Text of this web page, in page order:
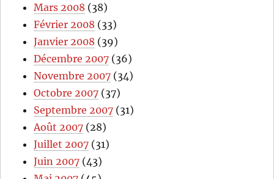
Mars 2008 (38)
Février 2008 (33)
Janvier 2008 (39)
Décembre 2007 (36)
Novembre 2007 (34)
Octobre 2007 (37)
Septembre 2007 (31)
Août 2007 (28)
Juillet 2007 (31)
Juin 2007 (43)